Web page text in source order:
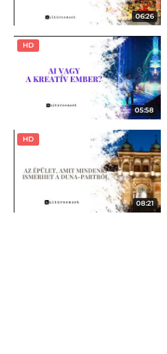
06:26
HD
05:58
HD
08:21